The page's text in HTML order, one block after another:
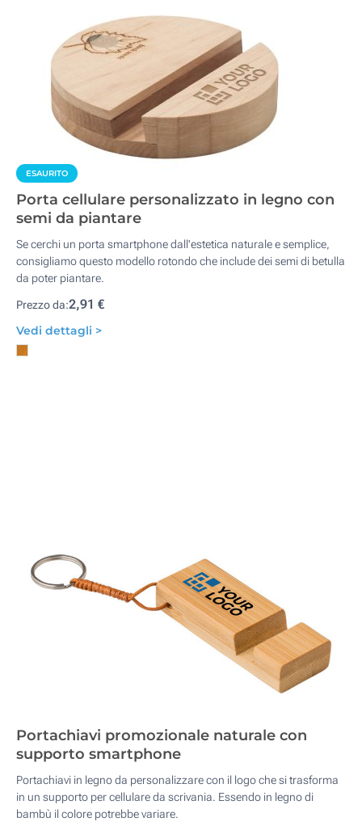
ESAURITO
Porta cellulare personalizzato in legno con
semi da piantare
Se cerchi un porta smartphone dall'estetica naturale e semplice,
consigliamo questo modello rotondo che include dei semi di betulla
da poter piantare.
Prezzo da:2,91 €
Vedi dettagli >
Portachiavi promozionale naturale con
supporto smartphone
Portachiavi in legno da personalizzare con il logo che si trasforma
in un supporto per cellulare da scrivania. Essendo in legno di
bambù il colore potrebbe variare.